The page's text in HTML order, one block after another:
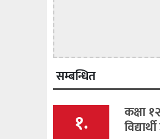
सम्बन्धित
१. कक्षा